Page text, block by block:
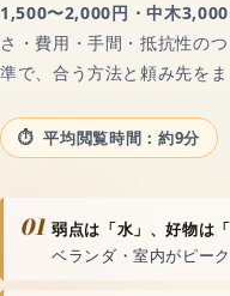
1,500〜2,000円・中木
さ・費用・手間・抵抗性の
準で、合う方法と頼み先をま
平均閲覧時間：約9分
01 弱点は「水」、好物は
ベランダ・室内がピー